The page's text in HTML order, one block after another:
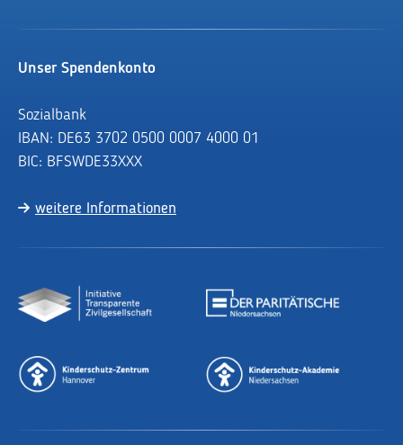
Unser Spendenkonto
Sozialbank
IBAN: DE63 3702 0500 0007 4000 01
BIC: BFSWDE33XXX
weitere Informationen